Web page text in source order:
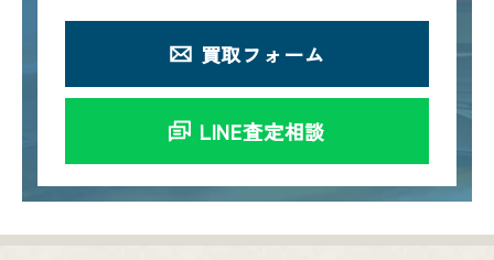
買取フォーム
LINE査定相談